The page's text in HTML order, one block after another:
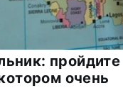
пройдите
очень